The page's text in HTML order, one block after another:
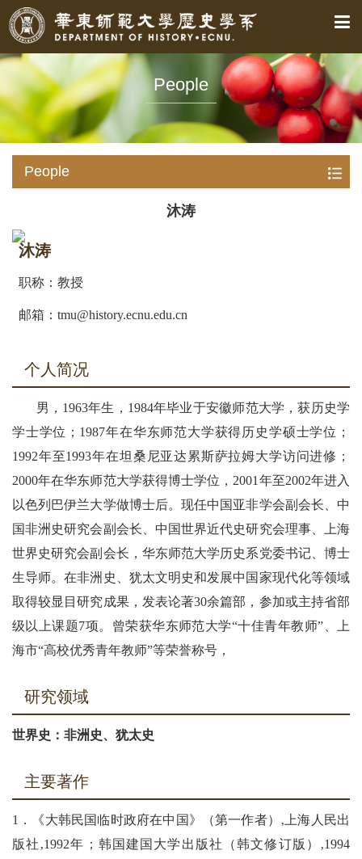
People
People
沐涛
沐涛
职称：教授
邮箱：tmu@history.ecnu.edu.cn
个人简况
男，1963年生，1984年毕业于安徽师范大学，获历史学
学士学位；1987年在华东师范大学获得历史学硕士学位；
1992年至1993年在坦桑尼亚达累斯萨拉姆大学访问进修；
2000年在华东师范大学获得博士学位，2001年至2002年进入
以色列巴伊兰大学做博士后。现任中国亚非学会副会长、中
国非洲史研究会副会长、中国世界近代史研究会理事、上海
世界史研究会副会长，华东师范大学历史系党委书记、博士
生导师。在非洲史、犹太文明史和发展中国家现代化等领域
取得较显目研究成果，发表论著30余篇部，参加或主持省部
级以上课题7项。曾荣获华东师范大学“十佳青年教师”、上
海市“高校优秀青年教师”等荣誉称号，
研究领域
世界史：非洲史、犹太史
主要著作
1．《大韩民国临时政府在中国》（第一作者）‚上海人民出
版社‚1992年；韩国建国大学出版社（韩文修订版）‚1994